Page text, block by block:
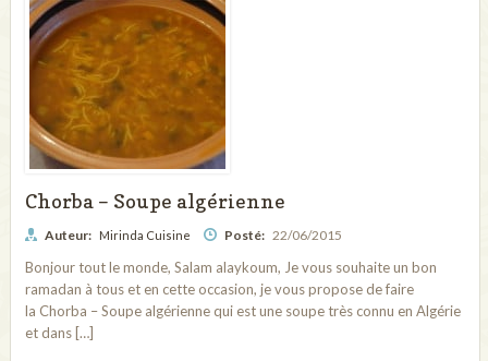
Chorba – Soupe algérienne
Auteur: Mirinda Cuisine Posté: 22/06/2015
Bonjour tout le monde, Salam alaykoum, Je vous souhaite un bon
ramadan à tous et en cette occasion, je vous propose de faire
la Chorba – Soupe algérienne qui est une soupe très connu en Algérie
et dans […]